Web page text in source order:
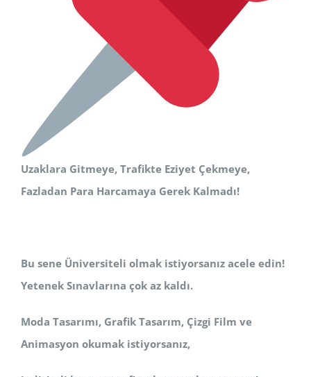
Uzaklara Gitmeye, Trafikte Eziyet Çekmeye,
Fazladan Para Harcamaya Gerek Kalmadı!
Bu sene Üniversiteli olmak istiyorsanız acele edin!
Yetenek Sınavlarına çok az kaldı.
Moda Tasarımı, Grafik Tasarım, Çizgi Film ve
Animasyon okumak istiyorsanız,